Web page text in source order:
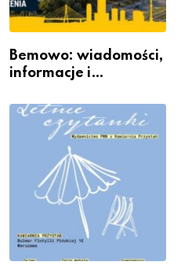
Bemowo: wiadomości,
informacje i